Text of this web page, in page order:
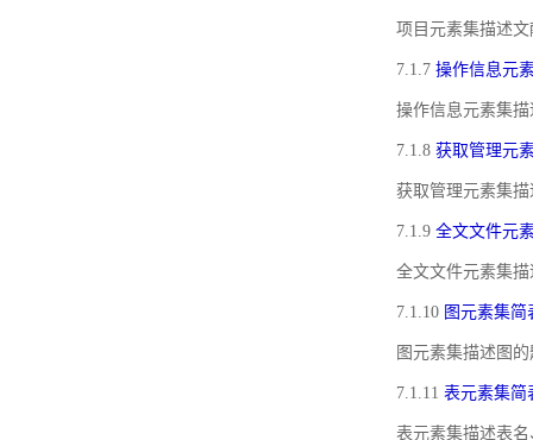
项目元素集描述
7.1.7 操作信息元
操作信息元素集
7.1.8 获取管理元
获取管理元素集
7.1.9 全文文件元
全文文件元素集
7.1.10 图元素集简
图元素集描述图
7.1.11 表元素集简
表元素集描述表